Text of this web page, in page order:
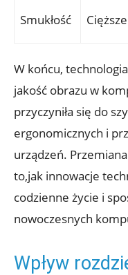
Smukłość
W końcu,
jakość obrazu w
przyczyniła się do
ergonomicznych i
urządzeń.
to,jak innowacje
codzienne życie i
nowoczesnych
Wpływ